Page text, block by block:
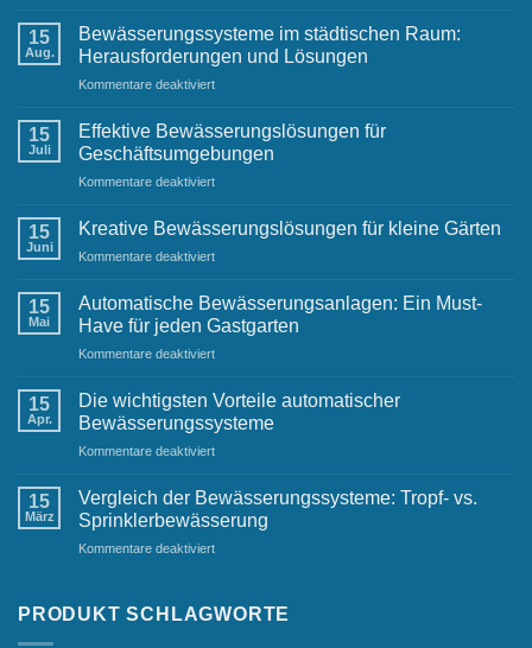
Bewässerung
für
Sportplätze
15
Aug.
Bewässerungssysteme im städtischen Raum:
Herausforderungen und Lösungen
Kommentare deaktiviertfür
städtischen
Raum:
Herausforderungen
Lösungen
15
Juli
Effektive Bewässerungslösungen für
Geschäftsumgebungen
Kommentare deaktiviertfür
Bewässerungslösungen
Geschäftsumgebungen
15
Juni
Kreative Bewässerungslösungen für kleine Gärten
Kommentare deaktiviertfür
Bewässerungslösungen
für
kleine
Gärten
15
Mai
Automatische Bewässerungsanlagen: Ein Must-
Have für jeden Gastgarten
Kommentare deaktiviertfür
Bewässerungsanlagen:
Must-
Have
jeden
Gastgarten
15
Apr.
Die wichtigsten Vorteile automatischer
Bewässerungssysteme
Kommentare deaktiviertfür
wichtigsten
automatischer
Bewässerungssysteme
15
März
Vergleich der Bewässerungssysteme: Tropf- vs.
Sprinklerbewässerung
Kommentare deaktiviertfür
Bewässerungssysteme:
PRODUKT SCHLAGWORTE